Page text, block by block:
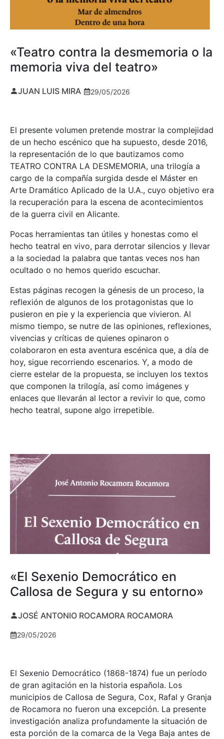
«Teatro contra la desmemoria o la
memoria viva del teatro»
JUAN LUIS MIRA 29/05/2026
El presente volumen pretende mostrar la complejidad
de un hecho escénico que ha supuesto, desde 2016,
la representación de lo que bautizamos como
TEATRO CONTRA LA DESMEMORIA, una trilogía a
cargo de la compañía surgida desde el Máster en
Arte Dramático Aplicado de la U.A., cuyo objetivo era
la recuperación para la escena de acontecimientos
de la guerra civil en Alicante.
Pocas herramientas tan útiles y honestas como el
hecho teatral en vivo, para derrotar silencios y llevar
a la sociedad la palabra que tantas veces nos han
ocultado o no hemos querido escuchar.
Estas páginas recogen la génesis de un proceso, la
reflexión de algunos de los protagonistas que lo
pusieron en pie y la experiencia que vivieron. Al
mismo tiempo, se nutre de las opiniones, reflexiones,
vivencias y críticas de quienes opinaron o
colaboraron en esta aventura escénica que, a día de
hoy, sigue recorriendo escenarios. Y, a modo de
cierre estelar de la propuesta, se incluyen los textos
que componen la trilogía, así como imágenes y
enlaces que llevarán al lector a revivir lo que, como
hecho teatral, supone algo irrepetible.
«El Sexenio Democrático en
Callosa de Segura y su entorno»
JOSÉ ANTONIO ROCAMORA ROCAMORA
29/05/2026
El Sexenio Democrático (1868-1874) fue un período
de gran agitación en la historia española. Los
municipios de Callosa de Segura, Cox, Rafal y Granja
de Rocamora no fueron una excepción. La presente
investigación analiza profundamente la situación de
esta porción de la comarca de la Vega Baja antes de